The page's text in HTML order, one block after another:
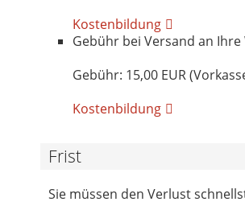
Kostenbildung
Gebühr bei Versand an
Gebühr: 15,00 EUR
Kostenbildung
Frist
Sie müssen den Verlust